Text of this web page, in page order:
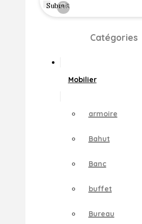
Submit
Clear
Catégories
Mobilier
armoire
Bahut
Banc
buffet
Bureau